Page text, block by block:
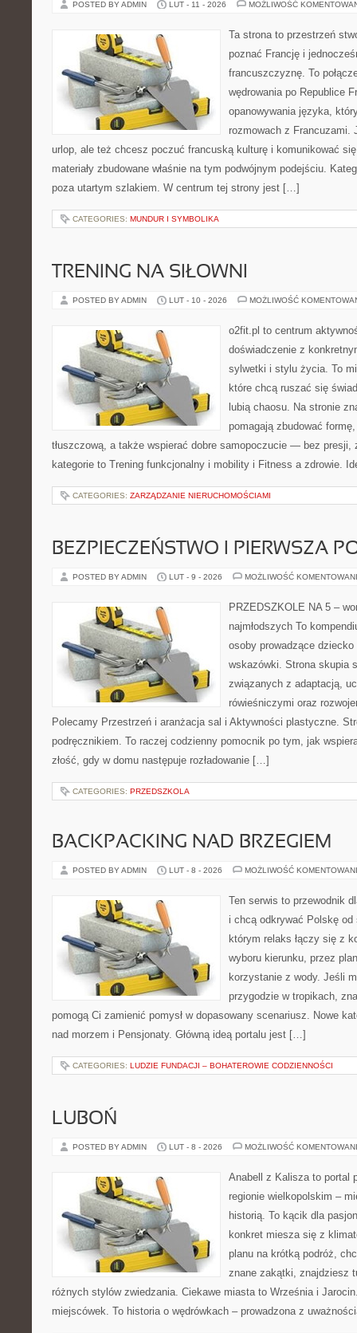
POSTED BY ADMIN LUT - 11 - 2026 MOŻLIWOŚĆ
Ta strona to przestrzeń
poznać Francję i
francuszczyznę. To
wędrowania po Republice
opanowywania języka,
rozmowach z Francuzami.
urlop, ale też chcesz poczuć francuską kulturę i komunikować
materiały zbudowane właśnie na tym podwójnym podejściu.
poza utartym szlakiem. W centrum tej strony jest […]
CATEGORIES: MUNDUR I SYMBOLIKA
TRENING NA SIŁOWNI
POSTED BY ADMIN LUT - 10 - 2026 MOŻLIWOŚĆ
o2fit.pl to centrum
doświadczenie z
sylwetki i stylu życia. To
które chcą ruszać się
lubią chaosu. Na stronie
pomagają zbudować
tłuszczową, a także wspierać dobre samopoczucie — bez presji,
kategorie to Trening funkcjonalny i mobility i Fitness a zdrowie.
CATEGORIES: ZARZĄDZANIE NIERUCHOMOŚCIAMI
BEZPIECZEŃSTWO I PIERWSZA
POSTED BY ADMIN LUT - 9 - 2026 MOŻLIWOŚĆ
PRZEDSZKOLE NA 5 –
najmłodszych To
osoby prowadzące
wskazówki. Strona skupia
związanych z adaptacją,
rówieśniczymi oraz
Polecamy Przestrzeń i aranżacja sal i Aktywności plastyczne.
podręcznikiem. To raczej codzienny pomocnik po tym, jak
złość, gdy w domu następuje rozładowanie […]
CATEGORIES: PRZEDSZKOLA
BACKPACKING NAD BRZEGIEM
POSTED BY ADMIN LUT - 8 - 2026 MOŻLIWOŚĆ
Ten serwis to przewodnik
i chcą odkrywać Polskę
którym relaks łączy się z
wyboru kierunku, przez
korzystanie z wody. Jeśli
przygodzie w tropikach,
pomogą Ci zamienić pomysł w dopasowany scenariusz. Nowe
nad morzem i Pensjonaty. Główną ideą portalu jest […]
CATEGORIES: LUDZIE FUNDACJI – BOHATEROWIE CODZIENNOŚCI
LUBOŃ
POSTED BY ADMIN LUT - 8 - 2026 MOŻLIWOŚĆ
Anabell z Kalisza to portal
regionie wielkopolskim –
historią. To kącik dla
konkret miesza się z
planu na krótką podróż,
znane zakątki, znajdziesz
różnych stylów zwiedzania. Ciekawe miasta to Września i
miejscówek. To historia o wędrówkach – prowadzona z